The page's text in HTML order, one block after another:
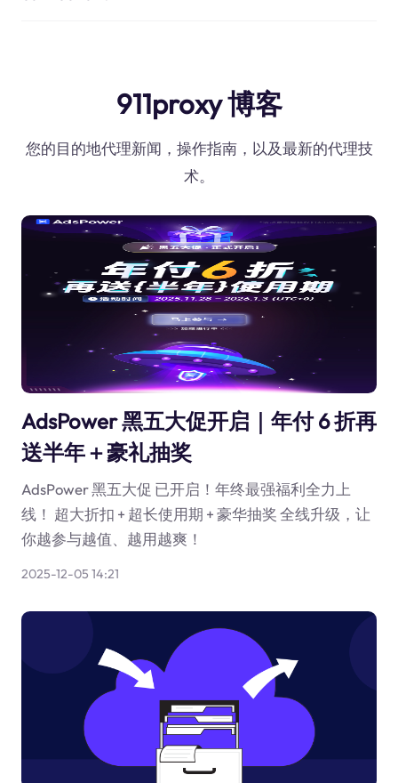
911proxy 博客
您的目的地代理新闻，操作指南，以及最新的代理技
术。
AdsPower 黑五大促开启｜年付 6 折再
送半年＋豪礼抽奖
AdsPower 黑五大促 已开启！年终最强福利全力上
线！ 超大折扣 + 超长使用期 + 豪华抽奖 全线升级，让
你越参与越值、越用越爽！
2025-12-05 14:21